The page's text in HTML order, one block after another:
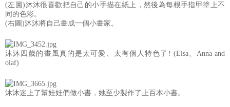
(左圖)沐沐很喜歡把自己的小手描在紙上，然後為每根手指甲塗上不
同的色彩。
(右圖)沐沐將自己畫成一個小畫家。
沐沐四歲的畫風真的是太可愛、太有個人特色了! (Elsa、Anna and
olaf)
沐沐迷上了幫娃娃們做小書，她至少製作了上百本小書。